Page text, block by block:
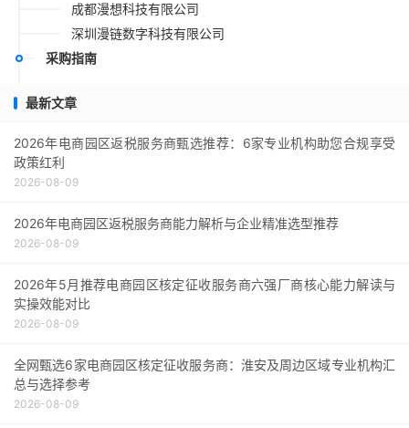
成都漫想科技有限公司
深圳漫链数字科技有限公司
采购指南
最新文章
2026年电商园区返税服务商甄选推荐：6家专业机构助您合规享受
政策红利
2026-08-09
2026年电商园区返税服务商能力解析与企业精准选型推荐
2026-08-09
2026年5月推荐电商园区核定征收服务商六强厂商核心能力解读与
实操效能对比
2026-08-09
全网甄选6家电商园区核定征收服务商：淮安及周边区域专业机构汇
总与选择参考
2026-08-09